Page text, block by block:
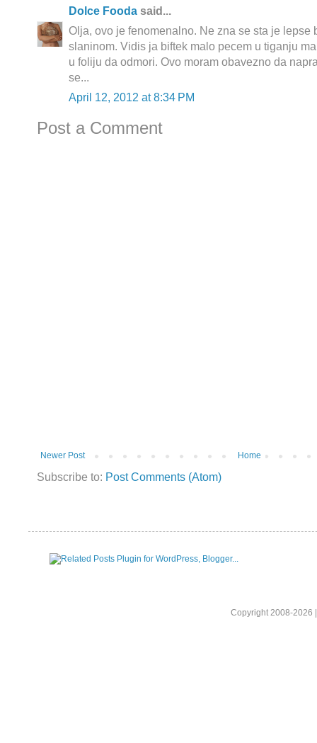
Dolce Fooda said...
Olja, ovo je fenomenalno. Ne zna se sta je lepse
slaninom. Vidis ja biftek malo pecem u tiganju
u foliju da odmori. Ovo moram obavezno da
se...
April 12, 2012 at 8:34 PM
Post a Comment
Newer Post Home
Subscribe to: Post Comments (Atom)
Copyright 2008-2026